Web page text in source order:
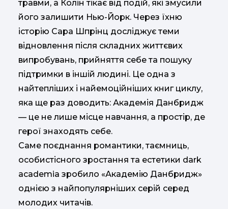
травми, а Колін тікає від подій, які змусили
його залишити Нью-Йорк. Через їхню
історію Сара Шпрінц досліджує теми
відновлення після складних життєвих
випробувань, прийняття себе та пошуку
підтримки в іншій людині. Це одна з
найтепліших і найемоційніших книг циклу,
яка ще раз доводить: Академія Данбридж
— це не лише місце навчання, а простір, де
герої знаходять себе.
Саме поєднання романтики, таємниць,
особистісного зростання та естетики dark
academia зробило «Академію Данбридж»
однією з найпопулярніших серій серед
молодих читачів.